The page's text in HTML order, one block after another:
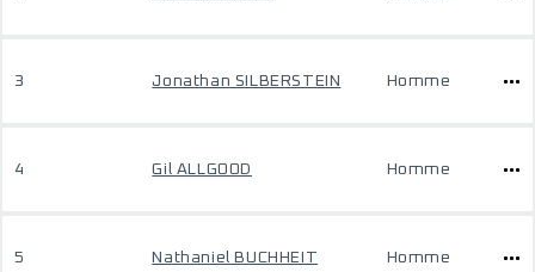
3 Jonathan SILBERSTEIN Homme
4 Gil ALLGOOD Homme
5 Nathaniel BUCHHEIT Homme